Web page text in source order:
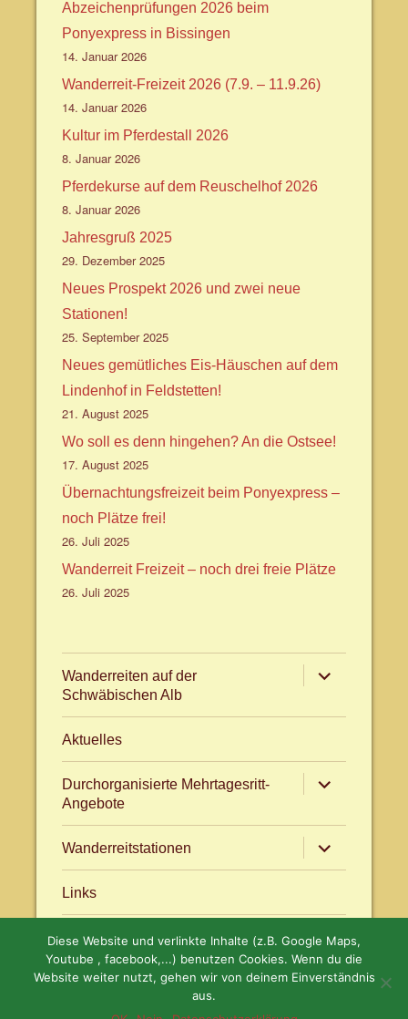
Abzeichenprüfungen 2026 beim
Ponyexpress in Bissingen
14. Januar 2026
Wanderreit-Freizeit 2026 (7.9. – 11.9.26)
14. Januar 2026
Kultur im Pferdestall 2026
8. Januar 2026
Pferdekurse auf dem Reuschelhof 2026
8. Januar 2026
Jahresgruß 2025
29. Dezember 2025
Neues Prospekt 2026 und zwei neue
Stationen!
25. September 2025
Neues gemütliches Eis-Häuschen auf dem
Lindenhof in Feldstetten!
21. August 2025
Wo soll es denn hingehen? An die Ostsee!
17. August 2025
Übernachtungsfreizeit beim Ponyexpress –
noch Plätze frei!
26. Juli 2025
Wanderreit Freizeit – noch drei freie Plätze
26. Juli 2025
Wanderreiten auf der
Schwäbischen Alb
Untermenü
anzeigen
Aktuelles
Durchorganisierte Mehrtagesritt-
Angebote
Untermenü
anzeigen
Wanderreitstationen
Untermenü
anzeigen
Links
Aktuellesfacebook.com/WanderreitenAlb
Diese Website und verlinkte Inhalte (z.B. Google Maps,
Youtube , facebook,...) benutzen Cookies. Wenn du die
Website weiter nutzt, gehen wir von deinem Einverständnis
aus.